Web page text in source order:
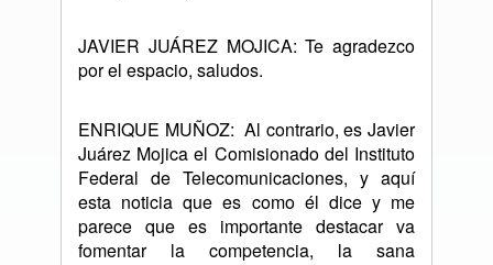
JAVIER JUÁREZ MOJICA: Te agradezco
por el espacio, saludos.
ENRIQUE MUÑOZ: Al contrario, es Javier
Juárez Mojica el Comisionado del Instituto
Federal de Telecomunicaciones, y aquí
esta noticia que es como él dice y me
parece que es importante destacar va
fomentar la competencia, la sana